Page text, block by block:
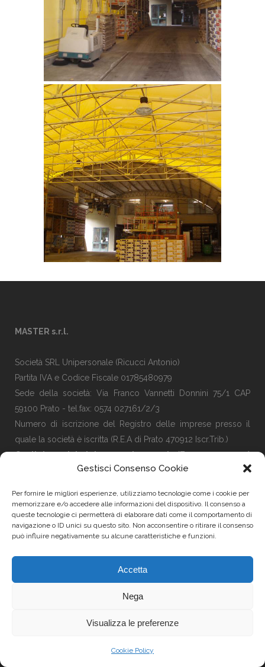
Gestisci Consenso Cookie
Per fornire le migliori esperienze, utilizziamo tecnologie come i cookie per
memorizzare e/o accedere alle informazioni del dispositivo. Il consenso a
queste tecnologie ci permetterà di elaborare dati come il comportamento di
navigazione o ID unici su questo sito. Non acconsentire o ritirare il consenso
può influire negativamente su alcune caratteristiche e funzioni.
Accetta
Nega
Visualizza le preferenze
Cookie Policy
MASTER s.r.l.
Società SRL Unipersonale (Ricucci Antonio)
Partita IVA e Codice Fiscale 01785480979
Sede della società: Via Franco Vannetti Donnini 75/1 CAP
59100 Prato - tel.fax: 0574 027161/2/3
Numero di iscrizione del Registro delle imprese presso il
quale la società è iscritta (R.E.A di Prato 470912 Iscr.Trib.)
Capitale sociale Interamente versato (Euro 100.000,00)
sussistenza di unico socio (Unipersonale)
AZIENDA ESCLUSIVA PER LA TOSCANA